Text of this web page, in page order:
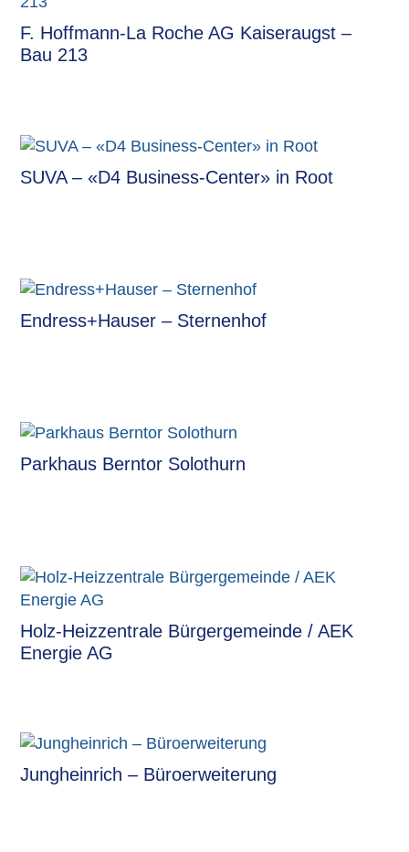
F. Hoffmann-La Roche AG Kaiseraugst –
Bau 213
SUVA – «D4 Business-Center» in Root
Endress+Hauser – Sternenhof
Parkhaus Berntor Solothurn
Holz-Heizzentrale Bürgergemeinde / AEK
Energie AG
Jungheinrich – Büroerweiterung